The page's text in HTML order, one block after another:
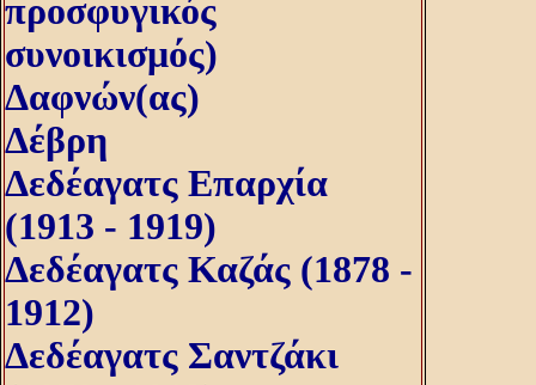
προσφυγικός
συνοικισμός)
Δαφνών(ας)
Δέβρη
Δεδέαγατς Επαρχία
(1913 - 1919)
Δεδέαγατς Καζάς (1878 -
1912)
Δεδέαγατς Σαντζάκι